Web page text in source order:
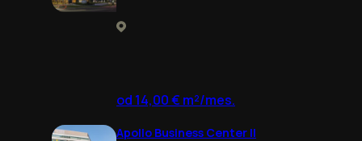
od 14,00 € m²/mes.
Apollo Business Center II